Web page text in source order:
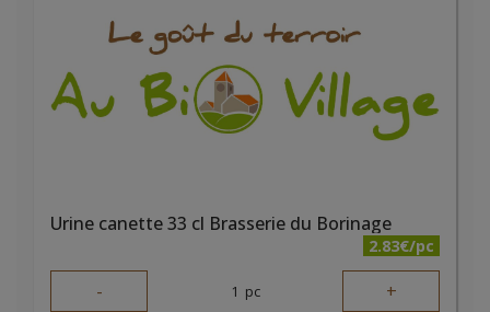
Urine canette 33 cl Brasserie du Borinage
2.83€/pc
- 1 pc +